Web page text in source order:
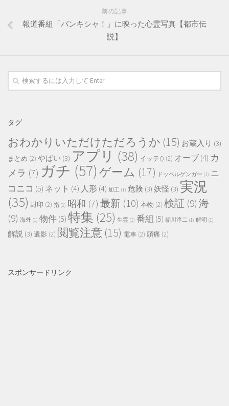
前の記事
報道番組「バンキシャ！」に映った心霊写真【都市伝
説】
タグ
おわかりいただけただろうか (15) お蔵入り (3)
まとめ (2) やばい (3) アプリ (38) イッテQ (2) オーブ (4) カ
メラ (7) ガチ (57) ゲーム (17) ドッペルゲンガー (1) ニ
コニコ (5) ネット (4) 人形 (4) 加工 (1) 危険 (3) 妖怪 (3) 実況
(35) 封印 (2) 指 (1) 昭和 (7) 最新 (10) 本物 (2) 検証 (9) 海
(9) 海外 (1) 物件(5)特集 (25) 生霊 (1) 番組 (5) 稲川淳二 (1) 解明 (1)
解説 (3) 遺影 (2) 閲覧注意 (15) 電車 (2) 頭痛 (2)
スポンサードリンク